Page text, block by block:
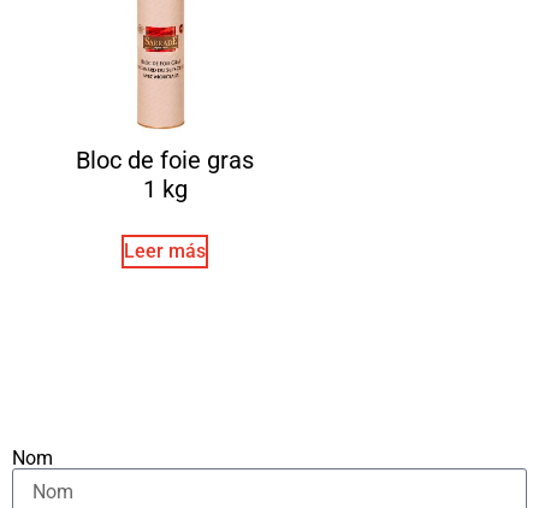
Bloc de foie gras
1 kg
Leer más
Nom